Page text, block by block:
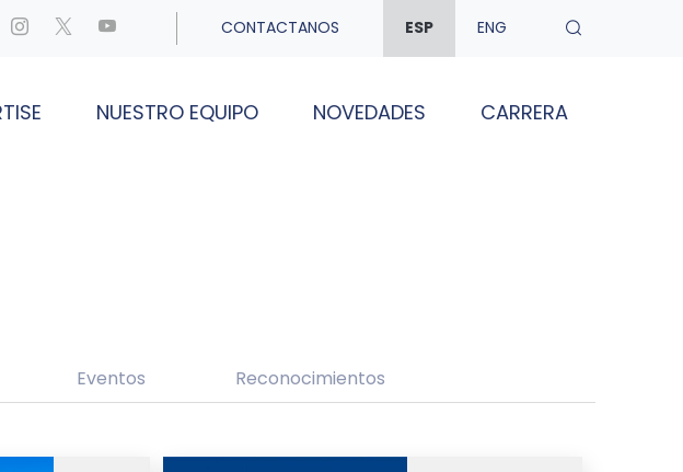
CONTACTANOS ESP ENG
NUESTRO EQUIPO NOVEDADES CARRERA
Eventos Reconocimientos